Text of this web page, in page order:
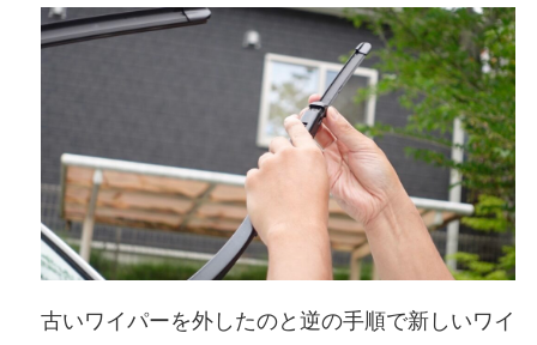
古いワイパーを外したのと逆の手順で新しいワイ